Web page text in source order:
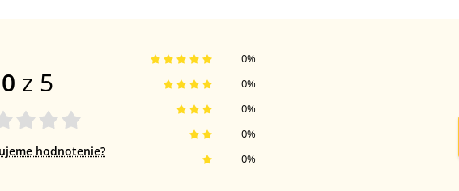
0 z 5
hodnotenie? 0%
0%
0%
0%
0%